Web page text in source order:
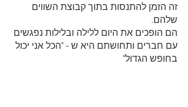
זה הזמן להתנסות בתוך קבוצת השווים
שלהם.
הם הופכים את היום ללילה ובלילות נפגשים
עם חברים ותחושתם היא ש - "הכל אני יכול
בחופש הגדול"